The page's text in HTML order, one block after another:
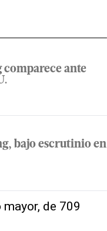
ante
bajo escrutinio en
de 709